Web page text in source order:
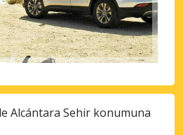
Alcántara Sehir konumuna